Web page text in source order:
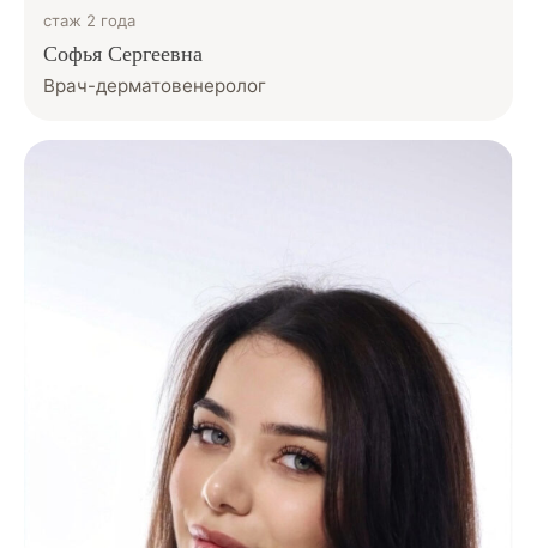
стаж 2 года
Софья Сергеевна
Врач-дерматовенеролог